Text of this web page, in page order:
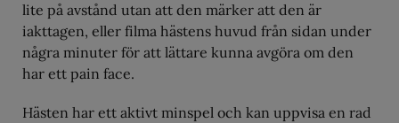
lite på avstånd utan att den märker att den är
iakttagen, eller filma hästens huvud från sidan under
några minuter för att lättare kunna avgöra om den
har ett pain face.
Hästen har ett aktivt minspel och kan uppvisa en rad